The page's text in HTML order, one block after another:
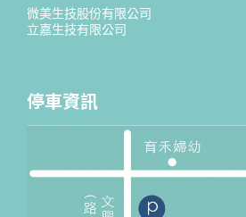
微美生技股份有限公司
立嘉生技有限公司
停車資訊